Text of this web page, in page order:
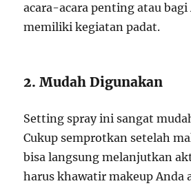
acara-acara penting atau bagi
memiliki kegiatan padat.
2. Mudah Digunakan
Setting spray ini sangat
Cukup semprotkan setelah
bisa langsung melanjutkan
harus khawatir makeup Anda